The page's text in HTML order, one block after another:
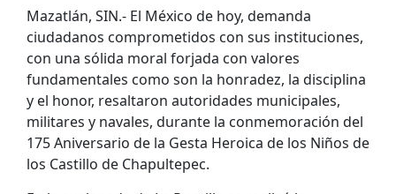
Mazatlán, SIN.- El México de hoy, demanda
ciudadanos comprometidos con sus instituciones,
con una sólida moral forjada con valores
fundamentales como son la honradez, la disciplina
y el honor, resaltaron autoridades municipales,
militares y navales, durante la conmemoración del
175 Aniversario de la Gesta Heroica de los Niños de
los Castillo de Chapultepec.